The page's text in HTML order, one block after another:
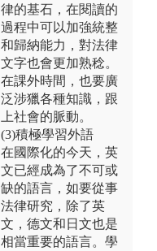
律的基石，在閱讀的
過程中可以加強統整
和歸納能力，對法律
文字也會更加熟稔。
在課外時間，也要廣
泛涉獵各種知識，跟
上社會的脈動。
(3)積極學習外語
在國際化的今天，英
文已經成為了不可或
缺的語言，如要從事
法律研究，除了英
文，德文和日文也是
相當重要的語言。學